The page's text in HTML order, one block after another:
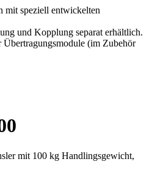
mit speziell entwickelten
und Kopplung separat erhältlich.
(im Zubehör
mit 100 kg Handlingsgewicht,